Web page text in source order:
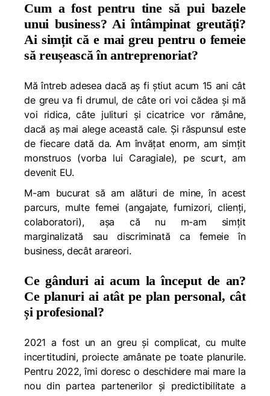
Cum a fost pentru tine să pui bazele
unui business? Ai întâmpinat greutăți?
Ai simțit că e mai greu pentru o femeie
să reușească în antreprenoriat?
Mă întreb adesea dacă aș fi știut acum 15 ani cât
de greu va fi drumul, de câte ori voi cădea și mă
voi ridica, câte julituri și cicatrice vor rămâne,
dacă aș mai alege această cale. Și răspunsul este
de fiecare dată da. Am învățat enorm, am simțit
monstruos (vorba lui Caragiale), pe scurt, am
devenit EU.
M-am bucurat să am alături de mine, în acest
parcurs, multe femei (angajate, furnizori, clienți,
colaboratori), așa că nu m-am simțit
marginalizată sau discriminată ca femeie în
business, decât arareori.
Ce gânduri ai acum la început de an?
Ce planuri ai atât pe plan personal, cât
și profesional?
2021 a fost un an greu și complicat, cu multe
incertitudini, proiecte amânate pe toate planurile.
Pentru 2022, îmi doresc o deschidere mai mare la
nou din partea partenerilor și predictibilitate a